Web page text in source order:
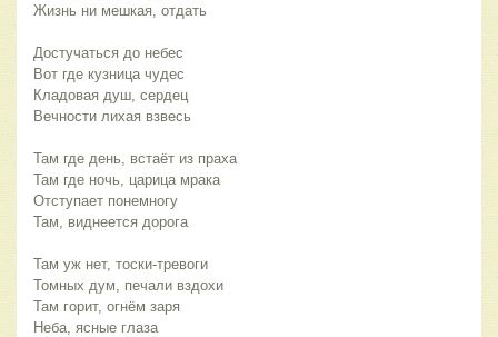
Жизнь ни мешкая, отдать
Достучаться до небес
Вот где кузница чудес
Кладовая душ, сердец
Вечности лихая взвесь
Там где день, встаёт из праха
Там где ночь, царица мрака
Отступает понемногу
Там, виднеется дорога
Там уж нет, тоски-тревоги
Томных дум, печали вздохи
Там горит, огнём заря
Неба, ясные глаза